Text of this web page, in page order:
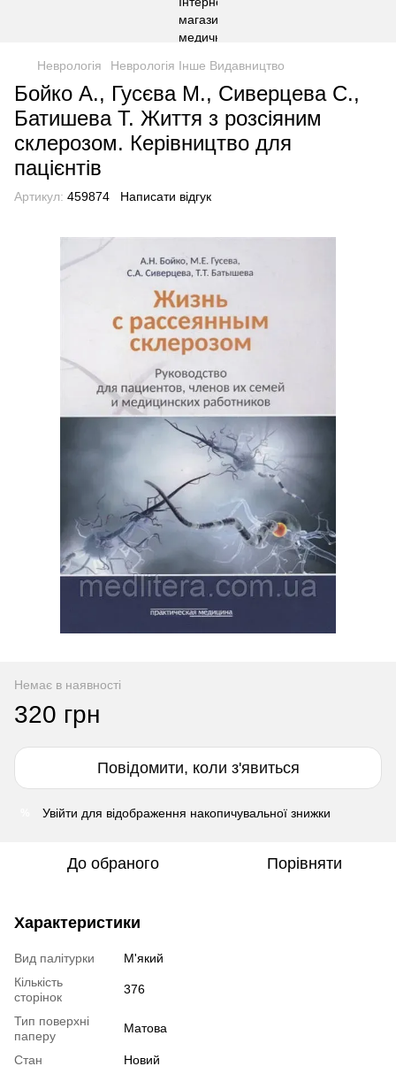
Неврологія Неврологія Інше Видавництво
Бойко А., Гусєва М., Сиверцева С.,
Батишева Т. Життя з розсіяним
склерозом. Керівництво для
пацієнтів
Артикул: 459874 Написати відгук
Немає в наявності
320 грн
Повідомити, коли з'явиться
Увійти для відображення накопичувальної знижки
До обраного Порівняти
Характеристики
Вид палітурки
М'який
Кількість
сторінок
376
Тип поверхні
паперу
Матова
Стан
Новий